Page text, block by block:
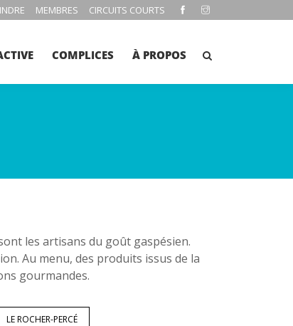
MEMBRES CIRCUITS COURTS
COMPLICES À PROPOS
les artisans du goût gaspésien.
Au menu, des produits issus de la
gourmandes.
LE ROCHER-PERCÉ